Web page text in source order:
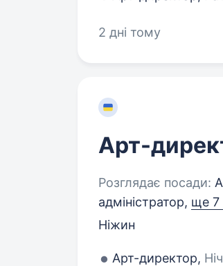
2 дні тому
Арт-
Розглядає посади:
адміністратор, ще 7
Ніжин
Арт-директор,